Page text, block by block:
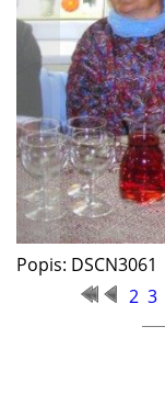
Popis: DSCN3061
2 3